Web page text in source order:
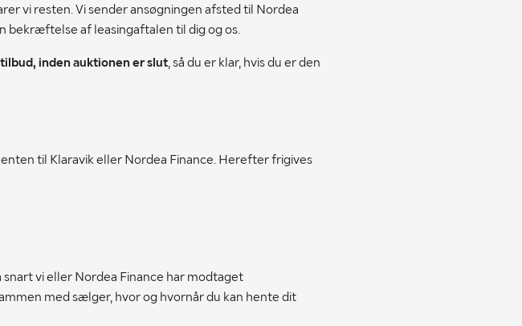
vi resten. Vi sender ansøgningen afsted til Nordea
bekræftelse af leasingaftalen til dig og os.
inden auktionen er slut, så du er klar, hvis du er den
til Klaravik eller Nordea Finance. Herefter frigives
vi eller Nordea Finance har modtaget
med sælger, hvor og hvornår du kan hente dit